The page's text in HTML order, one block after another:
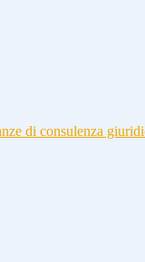
di consulenza